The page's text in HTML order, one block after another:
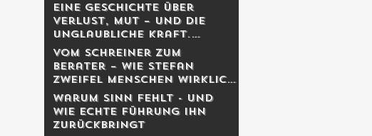
Eine Geschichte über
Verlust, Mut – und die
unglaubliche Kraft,
weiterzugehen.
Vom Schreiner zum
Berater – Wie Stefan
Zweifel Menschen wirklich
reicher macht
Warum Sinn fehlt - und
wie echte Führung ihn
zurückbringt